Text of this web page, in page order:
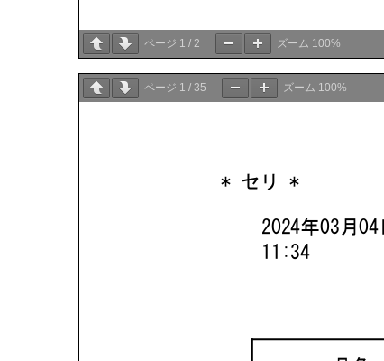
ページ 1 / 2 ズーム 100%
ページ 1 / 35 ズーム 100%